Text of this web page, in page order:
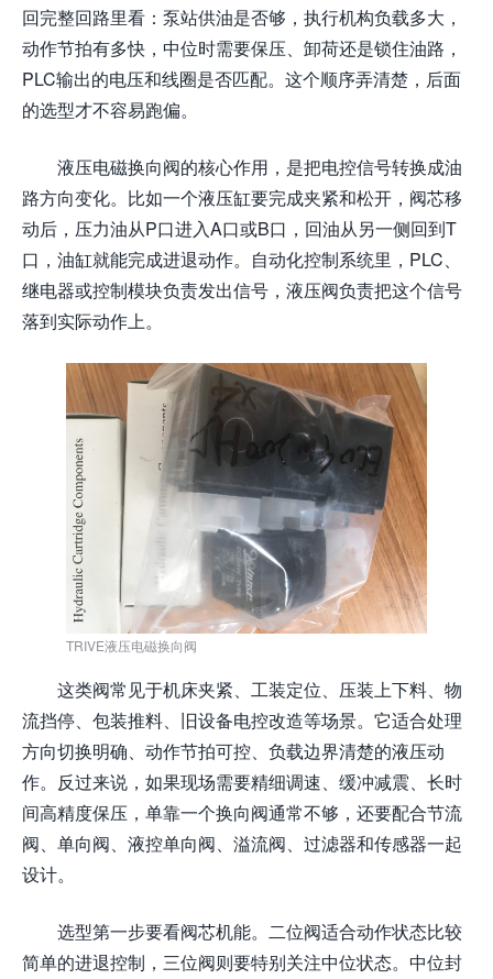
回完整回路里看：泵站供油是否够，执行机构负载多大，
动作节拍有多快，中位时需要保压、卸荷还是锁住油路，
PLC输出的电压和线圈是否匹配。这个顺序弄清楚，后面
的选型才不容易跑偏。
液压电磁换向阀的核心作用，是把电控信号转换成油
路方向变化。比如一个液压缸要完成夹紧和松开，阀芯移
动后，压力油从P口进入A口或B口，回油从另一侧回到T
口，油缸就能完成进退动作。自动化控制系统里，PLC、
继电器或控制模块负责发出信号，液压阀负责把这个信号
落到实际动作上。
TRIVE液压电磁换向阀
这类阀常见于机床夹紧、工装定位、压装上下料、物
流挡停、包装推料、旧设备电控改造等场景。它适合处理
方向切换明确、动作节拍可控、负载边界清楚的液压动
作。反过来说，如果现场需要精细调速、缓冲减震、长时
间高精度保压，单靠一个换向阀通常不够，还要配合节流
阀、单向阀、液控单向阀、溢流阀、过滤器和传感器一起
设计。
选型第一步要看阀芯机能。二位阀适合动作状态比较
简单的进退控制，三位阀则要特别关注中位状态。中位封